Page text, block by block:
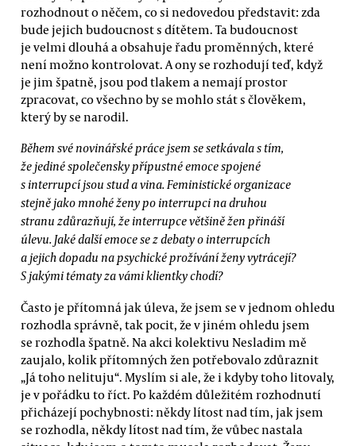
rozhodnout o něčem, co si nedovedou představit: zda
bude jejich budoucnost s dítětem. Ta budoucnost
je velmi dlouhá a obsahuje řadu proměnných, které
není možno kontrolovat. A ony se rozhodují teď, když
je jim špatně, jsou pod tlakem a nemají prostor
zpracovat, co všechno by se mohlo stát s člověkem,
který by se narodil.
Během své novinářské práce jsem se setkávala s tím,
že jediné společensky přípustné emoce spojené
s interrupcí jsou stud a vina. Feministické organizace
stejně jako mnohé ženy po interrupci na druhou
stranu zdůrazňují, že interrupce většině žen přináší
úlevu. Jaké další emoce se z debaty o interrupcích
a jejich dopadu na psychické prožívání ženy vytrácejí?
S jakými tématy za vámi klientky chodí?
Často je přítomná jak úleva, že jsem se v jednom ohledu
rozhodla správně, tak pocit, že v jiném ohledu jsem
se rozhodla špatně. Na akci kolektivu Nesladim mě
zaujalo, kolik přítomných žen potřebovalo zdůraznit
„Já toho nelituju“. Myslím si ale, že i kdyby toho litovaly,
je v pořádku to říct. Po každém důležitém rozhodnutí
přicházejí pochybnosti: někdy lítost nad tím, jak jsem
se rozhodla, někdy lítost nad tím, že vůbec nastala